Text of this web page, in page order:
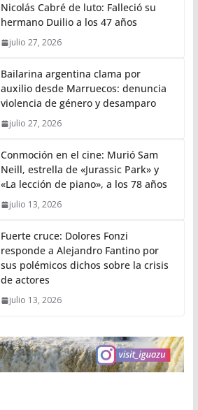
Nicolás Cabré de luto: Falleció su
hermano Duilio a los 47 años
julio 27, 2026
Bailarina argentina clama por
auxilio desde Marruecos: denuncia
violencia de género y desamparo
julio 27, 2026
Conmoción en el cine: Murió Sam
Neill, estrella de «Jurassic Park» y
«La lección de piano», a los 78 años
julio 13, 2026
Fuerte cruce: Dolores Fonzi
responde a Alejandro Fantino por
sus polémicos dichos sobre la crisis
de actores
julio 13, 2026